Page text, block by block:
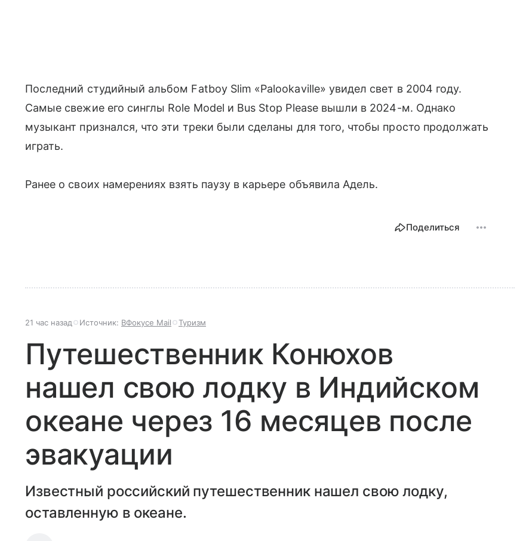
Последний студийный альбом Fatboy Slim «Palookaville» увидел свет в 2004 году.
Самые свежие его синглы Role Model и Bus Stop Please вышли в 2024-м. Однако
музыкант признался, что эти треки были сделаны для того, чтобы просто продолжать
играть.
Ранее о своих намерениях взять паузу в карьере объявила Адель.
Поделиться
21 час назад Источник: ВФокусе Mail Туризм
Путешественник Конюхов
нашел свою лодку в Индийском
океане через 16 месяцев после
эвакуации
Известный российский путешественник нашел свою лодку,
оставленную в океане.